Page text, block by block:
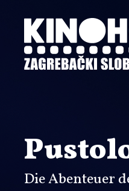
sadržaj
Die Abenteuer